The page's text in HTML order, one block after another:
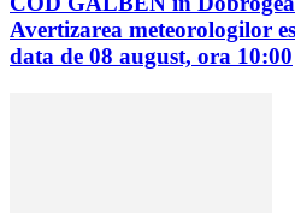
Avertizarea meteorologilor
data de 08 august, ora 10:00